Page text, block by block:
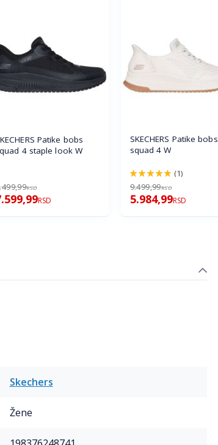
Patike bobs
4 staple look W
RSD
RSD
SKECHERS Patike bobs
squad 4 W
100%
(1)
9.499,99RSD
5.984,99RSD
Skechers
Žene